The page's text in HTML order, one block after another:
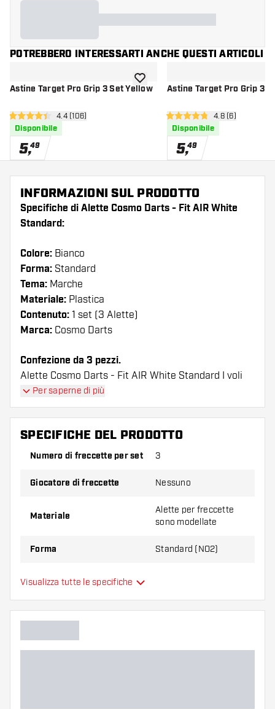
POTREBBERO INTERESSARTI ANCHE QUESTI ARTICOLI
Astine Target Pro Grip 3 Set Yellow
apri pannello recensioni
4.4 stelle di valutazione
4.4 (106)
Disponibile
5,49
aggiungi alla lista dei desideri
Astine Target Pro Grip 3
apri pannello
4.8 stelle di valutazione
4.8 (6)
Disponibile
5,49
INFORMAZIONI SUL PRODOTTO
Specifiche di Alette Cosmo Darts - Fit AIR White
Standard:
Colore: Bianco
Forma: Standard
Tema: Marche
Materiale: Plastica
Contenuto: 1 set (3 Alette)
Marca: Cosmo Darts
Confezione da 3 pezzi.
Alette Cosmo Darts - Fit AIR White Standard I voli
hanno una lunga durata. Queste alette possono
essere utilizzate solo con astine Cosmo Fit.
Suggerimento di Dartshopper!
Assicuratevi di avere a portata di mano un gran
Provate una forma, un materiale o uno
variante vi si addice di più!
Per saperne di più
SPECIFICHE DEL PRODOTTO
Numero di freccette per set 3
Giocatore di freccette Nessuno
Materiale
Alette per freccette
sono modellate
Forma Standard (NO2)
Tipo
Colore principale
Visualizza tutte le specifiche